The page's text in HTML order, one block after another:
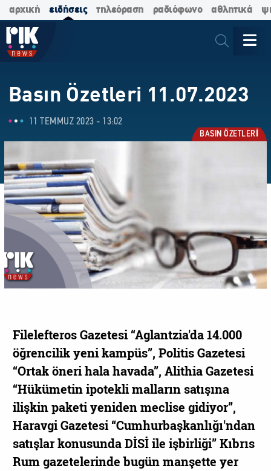
αρχική ειδήσεις τηλεόραση ραδιόφωνο αθλητικά
Basın Özetleri 11.07.2023
11 TEMMUZ 2023 - 13:02
BASIN ÖZETLERİ
Filelefteros Gazetesi “Aglantzia'da 14.000
öğrencilik yeni kampüs”, Politis Gazetesi
“Ortak öneri hala havada”, Alithia Gazetesi
“Ηükümetin ipotekli malların satışına
ilişkin paketi yeniden meclise gidiyor”,
Haravgi Gazetesi “Cumhurbaşkanlığı'ndan
satışlar konusunda DİSİ ile işbirliği” Kıbrıs
Rum gazetelerinde bugün manşette yer